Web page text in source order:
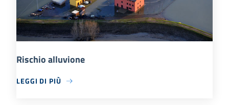
Rischio alluvione
LEGGI DI PIÙ